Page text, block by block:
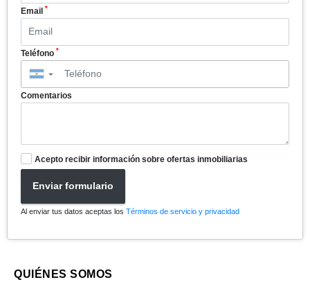
Email *
Teléfono *
▼
Comentarios
Acepto recibir información sobre ofertas inmobiliarias
Enviar formulario
Al enviar tus datos aceptas los Términos de servicio y privacidad
QUIÉNES SOMOS